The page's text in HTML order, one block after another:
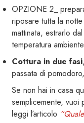
OPZIONE 2_
riposare tutta la
mattinata, estrarlo
temperatura
Cottura in due fasi
passata di
Se non hai in casa
semplicemente, vuoi
leggi l’articolo